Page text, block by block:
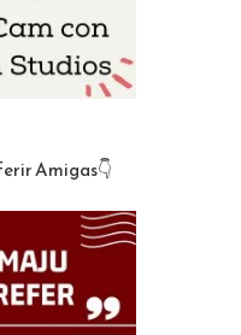
Amigas👇